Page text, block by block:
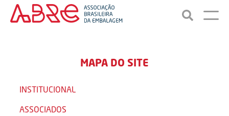
MAPA DO SITE
INSTITUCIONAL
ASSOCIADOS